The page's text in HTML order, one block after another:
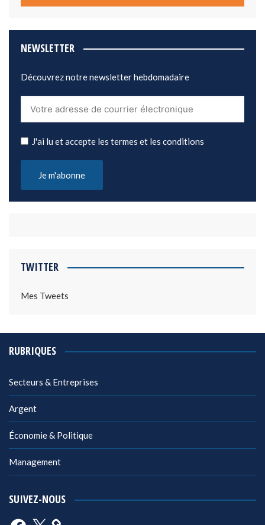
NEWSLETTER
Découvrez notre newsletter hebdomadaire
J'ai lu et accepte les termes et les conditions
TWITTER
Mes Tweets
RUBRIQUES
Secteurs & Entreprises
Argent
Économie & Politique
Management
SUIVEZ-NOUS
Facebook
X